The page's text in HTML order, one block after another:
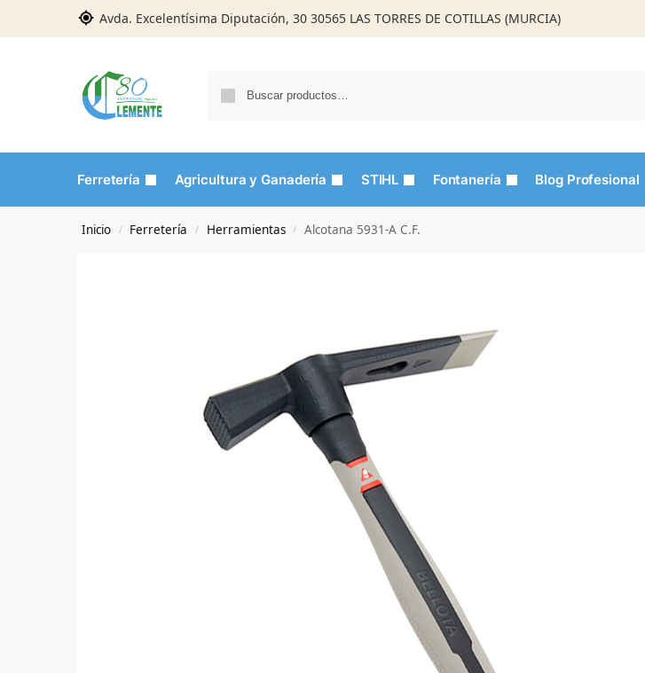
Avda. Excelentísima Diputación, 30 30565 LAS TORRES DE COTILLAS (MURCIA)
Ferretería Agricultura y Ganadería STIHL Fontanería Blog Profesional
Inicio / Ferretería / Herramientas / Alcotana 5931-A C.F.